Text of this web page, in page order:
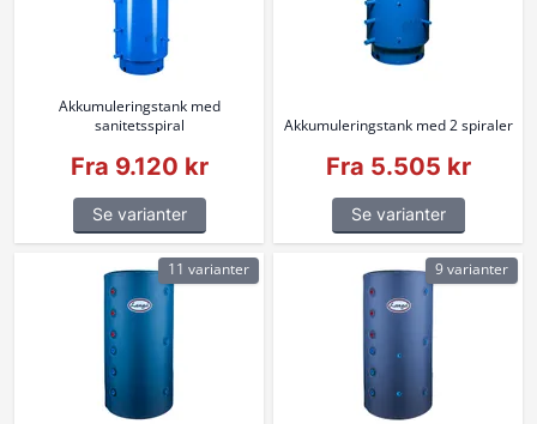
Akkumuleringstank med
sanitetsspiral
Fra 9.120 kr
Se varianter
Akkumuleringstank med 2 spiraler
Fra 5.505 kr
Se varianter
11 varianter 9 varianter